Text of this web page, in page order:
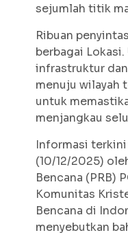
sejumlah titik
Ribuan
berbagai
infrastruktur
menuju wilayah
untuk
menjangkau
Informasi terkini
(10/12/2025)
Bencana (PRB)
Komunitas
Bencana di
menyebutkan